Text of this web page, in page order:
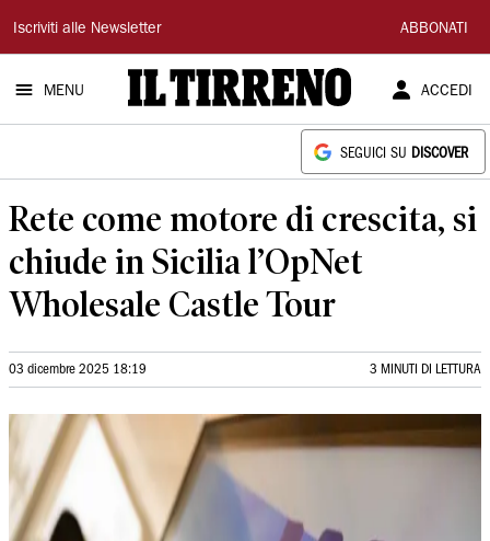
Il
Tirreno
Iscriviti alle Newsletter ABBONATI
MENU ACCEDI
SEGUICI SU DISCOVER
Rete come motore di crescita, si
chiude in Sicilia l’OpNet
Wholesale Castle Tour
03 dicembre 2025 18:19 3 MINUTI DI LETTURA